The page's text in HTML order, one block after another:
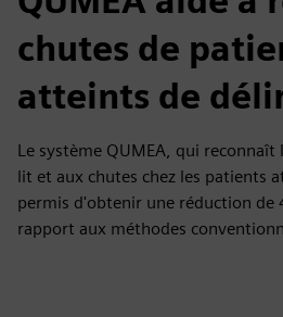
chutes de
atteints de
Le système QUMEA, qui
lit et aux chutes chez les patients
permis d'obtenir une réduction de
rapport aux méthodes